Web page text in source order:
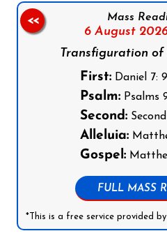
Mass
6 August
Transfiguration
First:Daniel 7: 9-
Psalm:Psalms
Second:Second
Alleluia:
Gospel:
FULL MASS
*This is a free service provided
<<